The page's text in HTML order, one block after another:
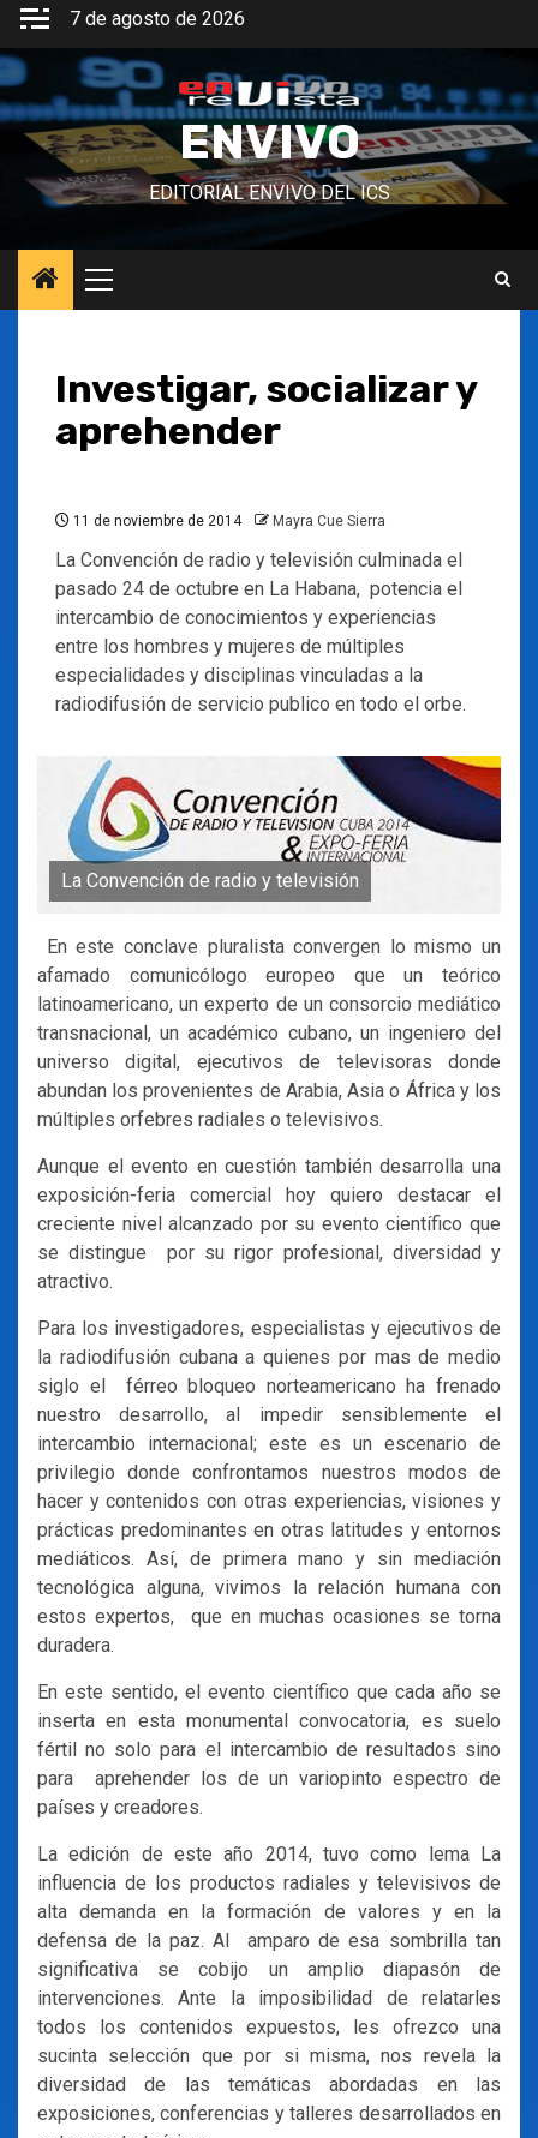
Saltar
contenido
7 de agosto de 2026
ENVIVO
EDITORIAL ENVIVO DEL ICS
Menú
principal
Investigar, socializar y
aprehender
11 de noviembre de 2014 Mayra Cue Sierra
La Convención de radio y televisión culminada el
pasado 24 de octubre en La Habana, potencia el
intercambio de conocimientos y experiencias
entre los hombres y mujeres de múltiples
especialidades y disciplinas vinculadas a la
radiodifusión de servicio publico en todo el orbe.
La Convención de radio y televisión
En este conclave pluralista convergen lo mismo un
afamado comunicólogo europeo que un teórico
latinoamericano, un experto de un consorcio mediático
transnacional, un académico cubano, un ingeniero del
universo digital, ejecutivos de televisoras donde
abundan los provenientes de Arabia, Asia o África y los
múltiples orfebres radiales o televisivos.
Aunque el evento en cuestión también desarrolla una
exposición-feria comercial hoy quiero destacar el
creciente nivel alcanzado por su evento científico que
se distingue por su rigor profesional, diversidad y
atractivo.
Para los investigadores, especialistas y ejecutivos de
la radiodifusión cubana a quienes por mas de medio
siglo el férreo bloqueo norteamericano ha frenado
nuestro desarrollo, al impedir sensiblemente el
intercambio internacional; este es un escenario de
privilegio donde confrontamos nuestros modos de
hacer y contenidos con otras experiencias, visiones y
prácticas predominantes en otras latitudes y entornos
mediáticos. Así, de primera mano y sin mediación
tecnológica alguna, vivimos la relación humana con
estos expertos, que en muchas ocasiones se torna
duradera.
En este sentido, el evento científico que cada año se
inserta en esta monumental convocatoria, es suelo
fértil no solo para el intercambio de resultados sino
para aprehender los de un variopinto espectro de
países y creadores.
La edición de este año 2014, tuvo como lema La
influencia de los productos radiales y televisivos de
alta demanda en la formación de valores y en la
defensa de la paz. Al amparo de esa sombrilla tan
significativa se cobijo un amplio diapasón de
intervenciones. Ante la imposibilidad de relatarles
todos los contenidos expuestos, les ofrezco una
sucinta selección que por si misma, nos revela la
diversidad de las temáticas abordadas en las
exposiciones, conferencias y talleres desarrollados en